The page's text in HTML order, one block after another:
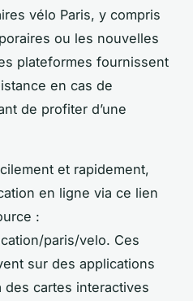
vélo Paris, y compris
ou les nouvelles
plateformes fournissent
en cas de
de profiter d’une
et rapidement,
en ligne via ce lien
:
paris/velo. Ces
sur des applications
cartes interactives